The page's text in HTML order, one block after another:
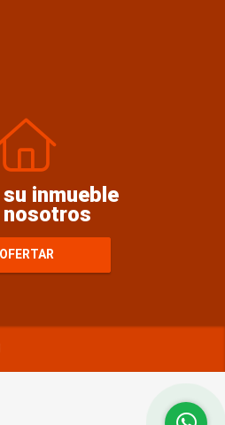
inmueble
OFERTAR